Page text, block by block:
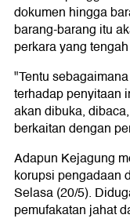
dokumen hingga
barang-barang itu
perkara yang
"Tentu
terhadap penyitaan
akan dibuka,
berkaitan dengan
Adapun Kejagung
korupsi pengadaan
Selasa (20/5).
pemufakatan jahat